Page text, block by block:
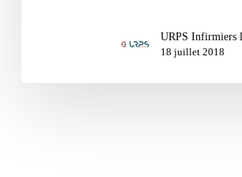
URPS Infirmiers
18 juillet 2018